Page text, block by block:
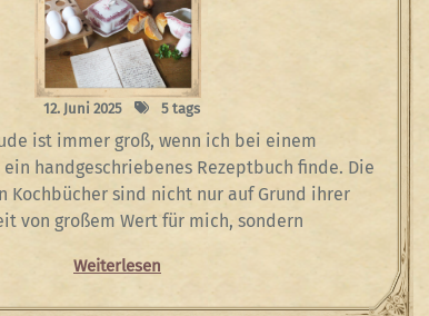
12. Juni 2025 5 tags
ist immer groß, wenn ich bei einem
handgeschriebenes Rezeptbuch finde. Die
Kochbücher sind nicht nur auf Grund ihrer
von großem Wert für mich, sondern
Weiterlesen